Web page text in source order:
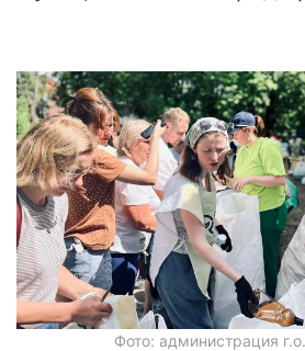
Фото: администрация